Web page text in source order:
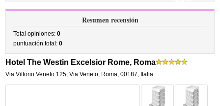
Resumen recensión
Total opiniones:0
puntuación total:0
Hotel The Westin Excelsior Rome, Roma
Via Vittorio Veneto 125,Via Veneto, Roma,00187, Italia